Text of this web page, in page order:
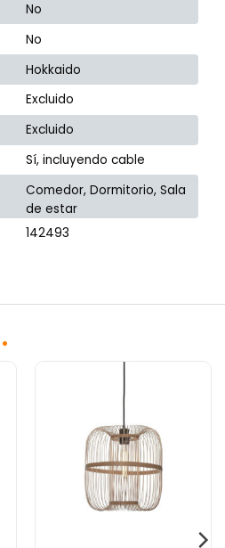
No
No
Hokkaido
Excluido
Excluido
Sí, incluyendo cable
Comedor, Dormitorio, Sala
de estar
142493